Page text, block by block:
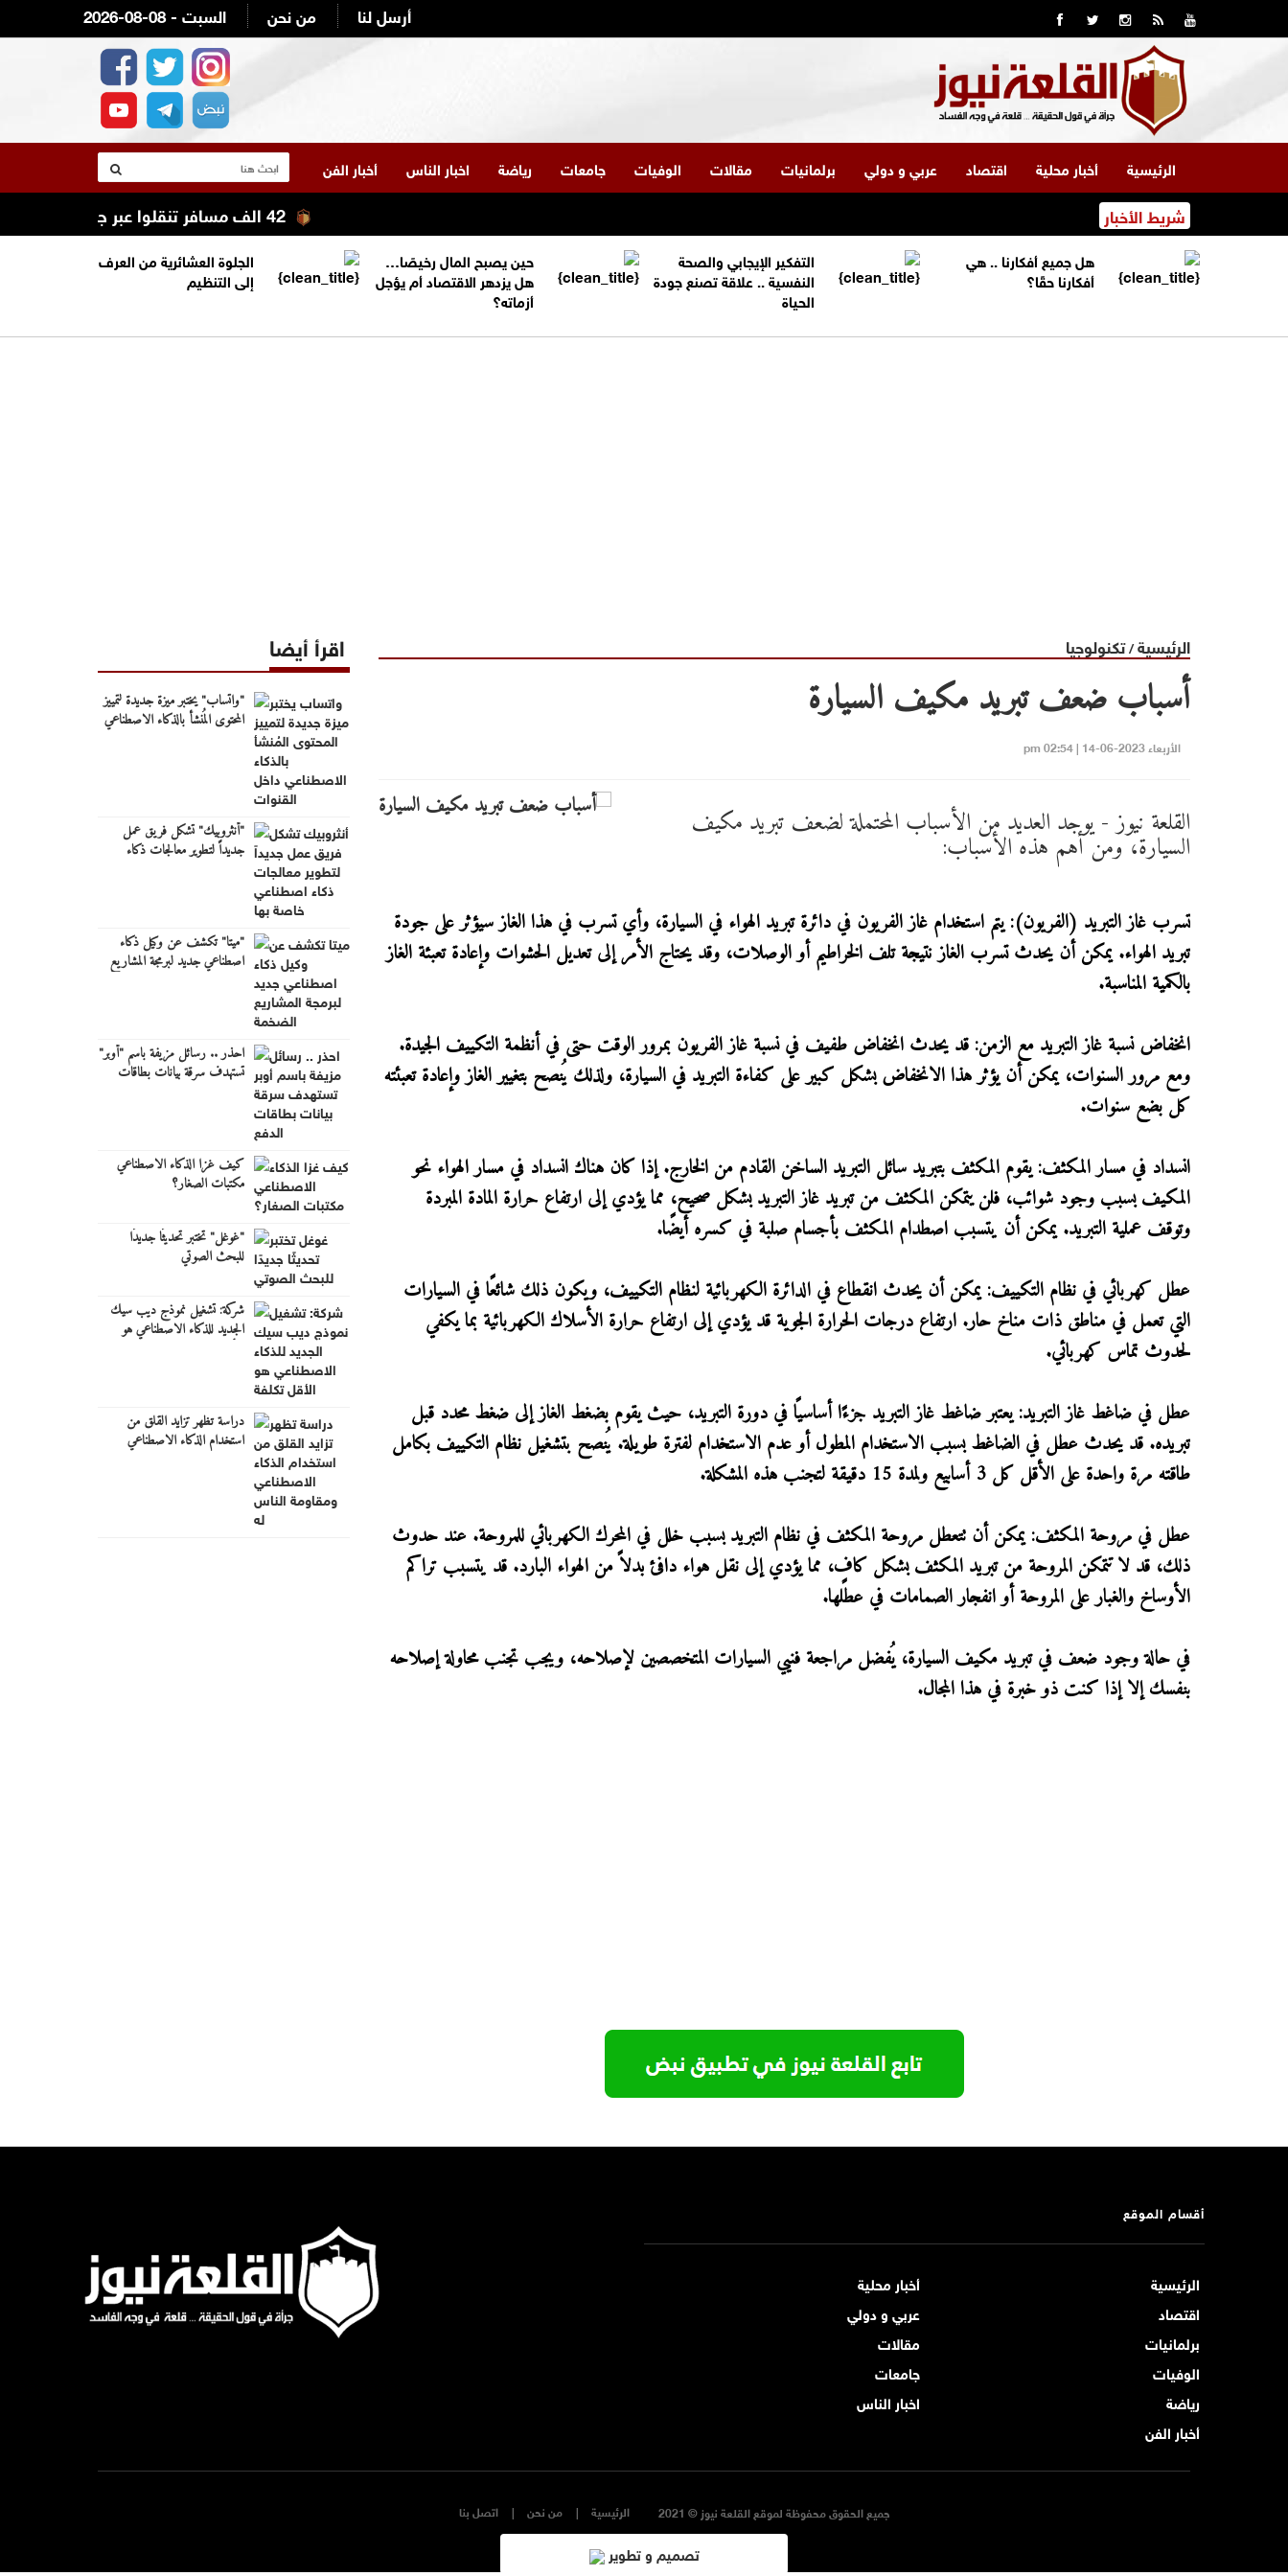
2026-08-08 - السبت من نحن أرسل لنا
الرئيسية أخبار محلية اقتصاد عربي و دولي برلمانيات مقالات الوفيات جامعات رياضة اخبار الناس أخبار الفن
شريط الأخبار 42 الف مسافر تنقلوا عبر جسر الملك حسين الأسبوع الماضي
هل جميع أفكارنا .. هي
أفكارنا حقًا؟
التفكير الإيجابي والصحة
النفسية .. علاقة تصنع جودة
الحياة
حين يصبح المال رخيصًا…
هل يزدهر الاقتصاد أم يؤجل
أزماته؟
الجلوة العشائرية من العرف
إلى التنظيم
الرئيسية/تكنولوجيا
أسباب ضعف تبريد مكيف السيارة
الأربعاء 2023-06-14 | 02:54 pm
القلعة نيوز - يوجد العديد من الأسباب المحتملة لضعف تبريد مكيف
السيارة، ومن أهم هذه الأسباب:
تسرب غاز التبريد (الفريون): يتم استخدام غاز الفريون في دائرة تبريد الهواء في السيارة، وأي تسرب في هذا الغاز سيؤثر على جودة
تبريد الهواء. يمكن أن يحدث تسرب الغاز نتيجة تلف الخراطيم أو الوصلات، وقد يحتاج الأمر إلى تعديل الحشوات وإعادة تعبئة الغاز
بالكمية المناسبة.
انخفاض نسبة غاز التبريد مع الزمن: قد يحدث انخفاض طفيف في نسبة غاز الفريون بمرور الوقت حتى في أنظمة التكييف الجيدة.
ومع مرور السنوات، يمكن أن يؤثر هذا الانخفاض بشكل كبير على كفاءة التبريد في السيارة، ولذلك يُنصح بتغيير الغاز وإعادة تعبئته
كل بضع سنوات.
انسداد في مسار المكثف: يقوم المكثف بتبريد سائل التبريد الساخن القادم من الخارج. إذا كان هناك انسداد في مسار الهواء نحو
المكيف بسبب وجود شوائب، فلن يتمكن المكثف من تبريد غاز التبريد بشكل صحيح، مما يؤدي إلى ارتفاع حرارة المادة المبردة
وتوقف عملية التبريد. يمكن أن يتسبب اصطدام المكثف بأجسام صلبة في كسره أيضًا.
عطل كهربائي في نظام التكييف: يمكن أن يحدث انقطاع في الدائرة الكهربائية لنظام التكييف، ويكون ذلك شائعًا في السيارات
التي تعمل في مناطق ذات مناخ حار. ارتفاع درجات الحرارة الجوية قد يؤدي إلى ارتفاع حرارة الأسلاك الكهربائية بما يكفي
لحدوث تماس كهربائي.
عطل في ضاغط غاز التبريد: يعتبر ضاغط غاز التبريد جزءًا أساسيًا في دورة التبريد، حيث يقوم بضغط الغاز إلى ضغط محدد قبل
تبريده. قد يحدث عطل في الضاغط بسبب الاستخدام المطول أو عدم الاستخدام لفترة طويلة. يُنصح بتشغيل نظام التكييف بكامل
طاقته مرة واحدة على الأقل كل 3 أسابيع ولمدة 15 دقيقة لتجنب هذه المشكلة.
عطل في مروحة المكثف: يمكن أن تتعطل مروحة المكثف في نظام التبريد بسبب خلل في المحرك الكهربائي للمروحة. عند حدوث
ذلك، قد لا تتمكن المروحة من تبريد المكثف بشكل كافٍ، مما يؤدي إلى نقل هواء دافئ بدلاً من الهواء البارد. قد يتسبب تراكم
الأوساخ والغبار على المروحة أو انفجار الصمامات في عطلها.
في حالة وجود ضعف في تبريد مكيف السيارة، يُفضل مراجعة فنيي السيارات المتخصصين لإصلاحه، ويجب تجنب محاولة إصلاحه
بنفسك إلا إذا كنت ذو خبرة في هذا المجال.
اقرأ أيضا
"واتساب" يختبر ميزة جديدة لتمييز
المحتوى المُنشأ بالذكاء الاصطناعي
"أنثروبيك" تشكل فريق عمل
جديداً لتطوير معالجات ذكاء
"ميتا" تكشف عن وكيل ذكاء
اصطناعي جديد لبرمجة المشاريع
احذر .. رسائل مزيفة باسم "أوبر"
تستهدف سرقة بيانات بطاقات
كيف غزا الذكاء الاصطناعي
مكتبات الصغار؟
"غوغل" تختبر تحديثًا جديدًا
للبحث الصوتي
شركة: تشغيل نموذج ديب سيك
الجديد للذكاء الاصطناعي هو
دراسة تظهر تزايد القلق من
استخدام الذكاء الاصطناعي
أقسام الموقع
الرئيسية
أخبار محلية
اقتصاد
عربي و دولي
برلمانيات
مقالات
الوفيات
جامعات
رياضة
اخبار الناس
أخبار الفن
جميع الحقوق محفوظة لموقع القلعة نيوز © 2021 اتصل بنا من نحن الرئيسية
تصميم و تطوير